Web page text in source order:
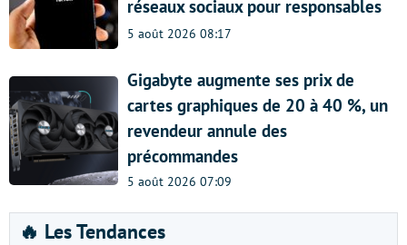
réseaux sociaux pour responsables
5 août 2026 08:17
Gigabyte augmente ses prix de
cartes graphiques de 20 à 40 %, un
revendeur annule des
précommandes
5 août 2026 07:09
🔥 Les Tendances